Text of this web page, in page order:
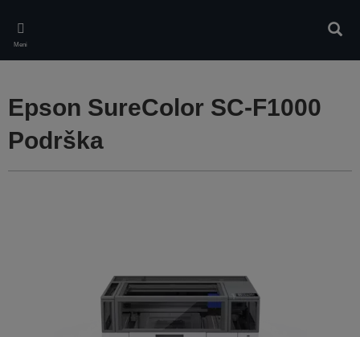
main
content
Meni
Epson SureColor SC-F1000
Podrška